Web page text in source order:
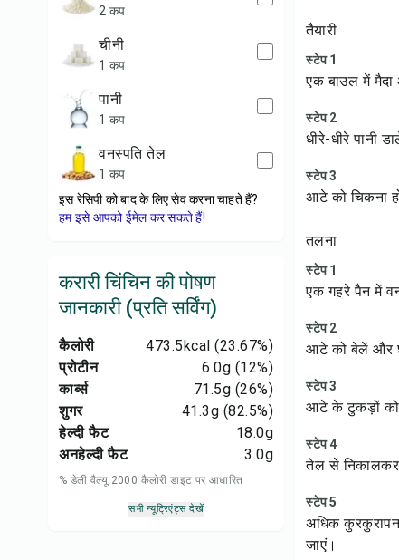
2 कप
चीनी
1 कप
पानी
1 कप
वनस्पति तेल
1 कप
इस रेसिपी को बाद के लिए सेव करना चाहते हैं?
हम इसे आपको ईमेल कर सकते हैं!
करारी चिंचिन की पोषण
जानकारी (प्रति सर्विंग)
कैलोरी 473.5kcal (23.67%)
प्रोटीन
6.0g (12%)
कार्ब्स
71.5g (26%)
शुगर
41.3g (82.5%)
हेल्दी फैट
18.0g
अनहेल्दी फैट
3.0g
% डेली वैल्यू 2000 कैलोरी डाइट पर आधारित
सभी न्यूट्रिएंट्स देखें
तैयारी
स्टेप 1
एक बाउल में मैदा
स्टेप 2
धीरे-धीरे पानी
स्टेप 3
आटे को चिकना
तलना
स्टेप 1
एक गहरे पैन में
स्टेप 2
आटे को बेलें और
स्टेप 3
आटे के टुकड़ों को
स्टेप 4
तेल से निकालकर
स्टेप 5
अधिक
जाएं।